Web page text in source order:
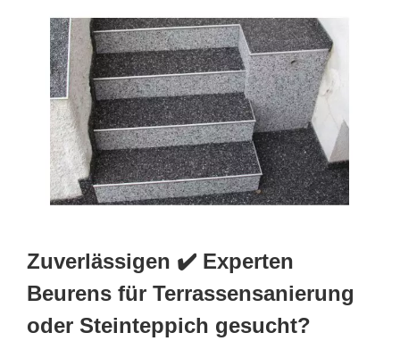
Zuverlässigen ✔️ Experten
Beurens für Terrassensanierung
oder Steinteppich gesucht?